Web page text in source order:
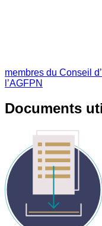
membres du Conseil
l’AGFPN
Documents